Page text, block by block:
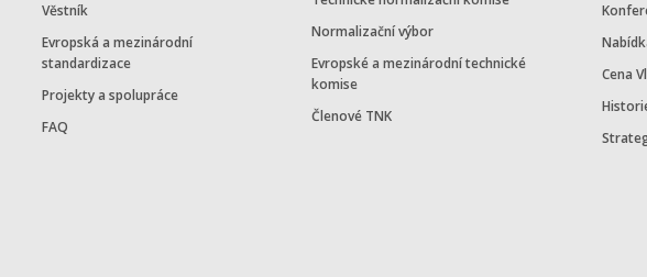
Věstník
Evropská a mezinárodní
standardizace
Projekty a spolupráce
FAQ
Normalizační výbor
Evropské a mezinárodní technické
komise
Členové TNK
Cena